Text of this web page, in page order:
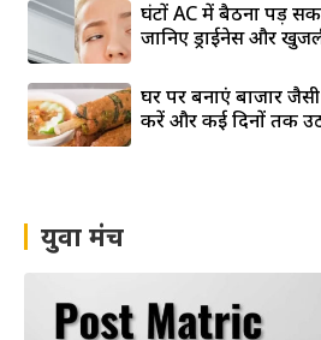
घंटों AC में बैठना पड़
जानिए ड्राईनेस और
घर पर बनाएं बाजार
करें और कई दिनों तक
युवा मंच